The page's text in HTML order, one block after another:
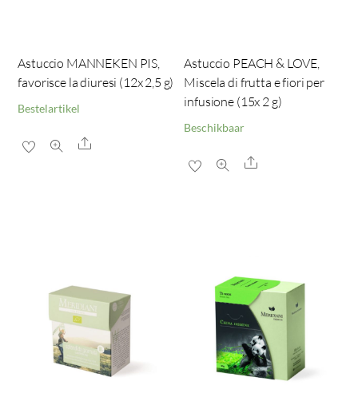
Astuccio MANNEKEN PIS,
favorisce la diuresi (12x 2,5 g)
Bestelartikel
Share
Astuccio PEACH & LOVE,
Miscela di frutta e fiori per
infusione (15x 2 g)
Beschikbaar
Share